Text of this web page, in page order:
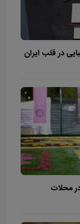
در قلب ایران
محلات